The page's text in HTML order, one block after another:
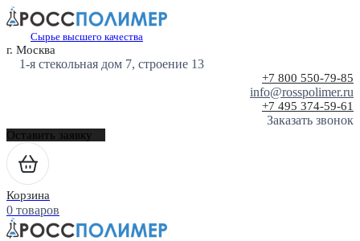
Сырье высшего качества
г. Москва
1-я стекольная дом 7, строение 13
+7 800 550-79-85
info@rosspolimer.ru
+7 495 374-59-61
Заказать звонок
Оставить заявку
Корзина
0 товаров